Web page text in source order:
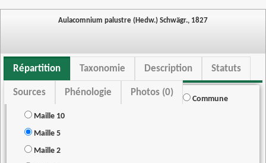
Aulacomnium palustre (Hedw.) Schwägr., 1827
Répartition Taxonomie Description Statuts
Sources Phénologie Photos (0)
Commune
Maille 10
Maille 5
Maille 2